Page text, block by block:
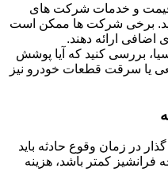
قیمت و خدمات شرکت های
برخی شرکت ها ممکن است
ارائه دهند.
بررسی کنید که آیا پوشش
یا سرقت قطعات خودرو نیز
در زمان وقوع حادثه باید
کمتر باشد، هزینه